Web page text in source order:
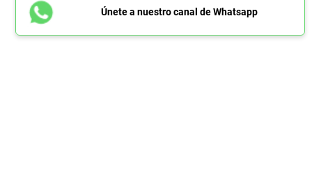
Únete a nuestro canal de Whatsapp